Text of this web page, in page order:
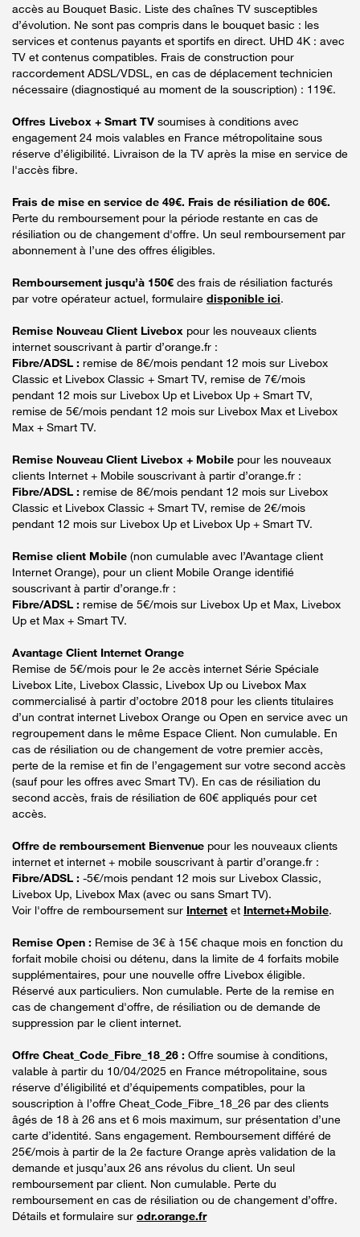
accès au Bouquet Basic. Liste des chaînes TV susceptibles
d’évolution. Ne sont pas compris dans le bouquet basic : les
services et contenus payants et sportifs en direct. UHD 4K : avec
TV et contenus compatibles. Frais de construction pour
raccordement ADSL/VDSL, en cas de déplacement technicien
nécessaire (diagnostiqué au moment de la souscription) : 119€.
Offres Livebox + Smart TV soumises à conditions avec
engagement 24 mois valables en France métropolitaine sous
réserve d’éligibilité. Livraison de la TV après la mise en service de
l'accès fibre.
Frais de mise en service de 49€. Frais de résiliation de 60€.
Perte du remboursement pour la période restante en cas de
résiliation ou de changement d'offre. Un seul remboursement par
abonnement à l’une des offres éligibles.
Remboursement jusqu’à 150€ des frais de résiliation facturés
par votre opérateur actuel, formulaire disponible ici.
Remise Nouveau Client Livebox pour les nouveaux clients
internet souscrivant à partir d’orange.fr :
Fibre/ADSL : remise de 8€/mois pendant 12 mois sur Livebox
Classic et Livebox Classic + Smart TV, remise de 7€/mois
pendant 12 mois sur Livebox Up et Livebox Up + Smart TV,
remise de 5€/mois pendant 12 mois sur Livebox Max et Livebox
Max + Smart TV.
Remise Nouveau Client Livebox + Mobile pour les nouveaux
clients Internet + Mobile souscrivant à partir d’orange.fr :
Fibre/ADSL : remise de 8€/mois pendant 12 mois sur Livebox
Classic et Livebox Classic + Smart TV, remise de 2€/mois
pendant 12 mois sur Livebox Up et Livebox Up + Smart TV.
Remise client Mobile (non cumulable avec l’Avantage client
Internet Orange), pour un client Mobile Orange identifié
souscrivant à partir d’orange.fr :
Fibre/ADSL : remise de 5€/mois sur Livebox Up et Max, Livebox
Up et Max + Smart TV.
Avantage Client Internet Orange
Remise de 5€/mois pour le 2e accès internet Série Spéciale
Livebox Lite, Livebox Classic, Livebox Up ou Livebox Max
commercialisé à partir d’octobre 2018 pour les clients titulaires
d’un contrat internet Livebox Orange ou Open en service avec un
regroupement dans le même Espace Client. Non cumulable. En
cas de résiliation ou de changement de votre premier accès,
perte de la remise et fin de l’engagement sur votre second accès
(sauf pour les offres avec Smart TV). En cas de résiliation du
second accès, frais de résiliation de 60€ appliqués pour cet
accès.
Offre de remboursement Bienvenue pour les nouveaux clients
internet et internet + mobile souscrivant à partir d’orange.fr :
Fibre/ADSL : -5€/mois pendant 12 mois sur Livebox Classic,
Livebox Up, Livebox Max (avec ou sans Smart TV).
Voir l'offre de remboursement sur Internet et Internet+Mobile.
Remise Open : Remise de 3€ à 15€ chaque mois en fonction du
forfait mobile choisi ou détenu, dans la limite de 4 forfaits mobile
supplémentaires, pour une nouvelle offre Livebox éligible.
Réservé aux particuliers. Non cumulable. Perte de la remise en
cas de changement d'offre, de résiliation ou de demande de
suppression par le client internet.
Offre Cheat_Code_Fibre_18_26 : Offre soumise à conditions,
valable à partir du 10/04/2025 en France métropolitaine, sous
réserve d’éligibilité et d’équipements compatibles, pour la
souscription à l’offre Cheat_Code_Fibre_18_26 par des clients
âgés de 18 à 26 ans et 6 mois maximum, sur présentation d’une
carte d’identité. Sans engagement. Remboursement différé de
25€/mois à partir de la 2e facture Orange après validation de la
demande et jusqu’aux 26 ans révolus du client. Un seul
remboursement par client. Non cumulable. Perte du
remboursement en cas de résiliation ou de changement d’offre.
Détails et formulaire sur odr.orange.fr